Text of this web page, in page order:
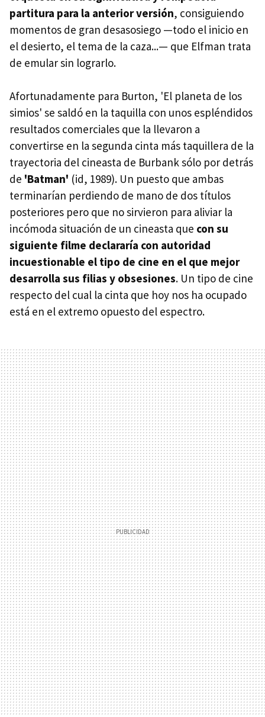
partitura para la anterior versión, consiguiendo
momentos de gran desasosiego —todo el inicio en
el desierto, el tema de la caza...— que Elfman trata
de emular sin lograrlo.
Afortunadamente para Burton, 'El planeta de los
simios' se saldó en la taquilla con unos espléndidos
resultados comerciales que la llevaron a
convertirse en la segunda cinta más taquillera de la
trayectoria del cineasta de Burbank sólo por detrás
de 'Batman' (id, 1989). Un puesto que ambas
terminarían perdiendo de mano de dos títulos
posteriores pero que no sirvieron para aliviar la
incómoda situación de un cineasta que con su
siguiente filme declararía con autoridad
incuestionable el tipo de cine en el que mejor
desarrolla sus filias y obsesiones. Un tipo de cine
respecto del cual la cinta que hoy nos ha ocupado
está en el extremo opuesto del espectro.